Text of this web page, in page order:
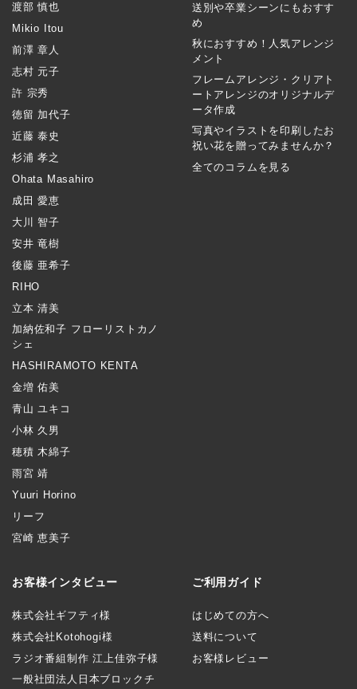
渡部 慎也
Mikio Itou
前澤 章人
志村 元子
許 宗秀
徳留 加代子
近藤 泰史
杉浦 孝之
Ohata Masahiro
成田 愛恵
大川 智子
安井 竜樹
後藤 亜希子
RIHO
立本 清美
加納佐和子 フローリストカノ
シェ
HASHIRAMOTO KENTA
金増 佑美
青山 ユキコ
小林 久男
穂積 木綿子
雨宮 靖
Yuuri Horino
リーフ
宮崎 恵美子
送別や卒業シーンにもおすす
め
秋におすすめ！人気アレンジ
メント
フレームアレンジ・クリアト
ートアレンジのオリジナルデ
ータ作成
写真やイラストを印刷したお
祝い花を贈ってみませんか？
全てのコラムを見る
お客様インタビュー
株式会社ギフティ様
株式会社Kotohogi様
ラジオ番組制作 江上佳弥子様
一般社団法人日本ブロックチ
ご利用ガイド
はじめての方へ
送料について
お客様レビュー